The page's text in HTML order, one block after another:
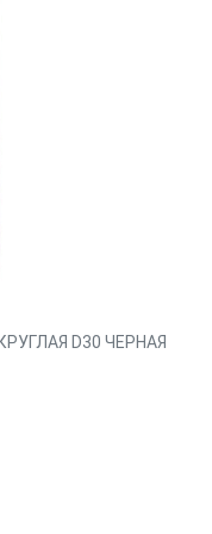
D30 ЧЕРНАЯ